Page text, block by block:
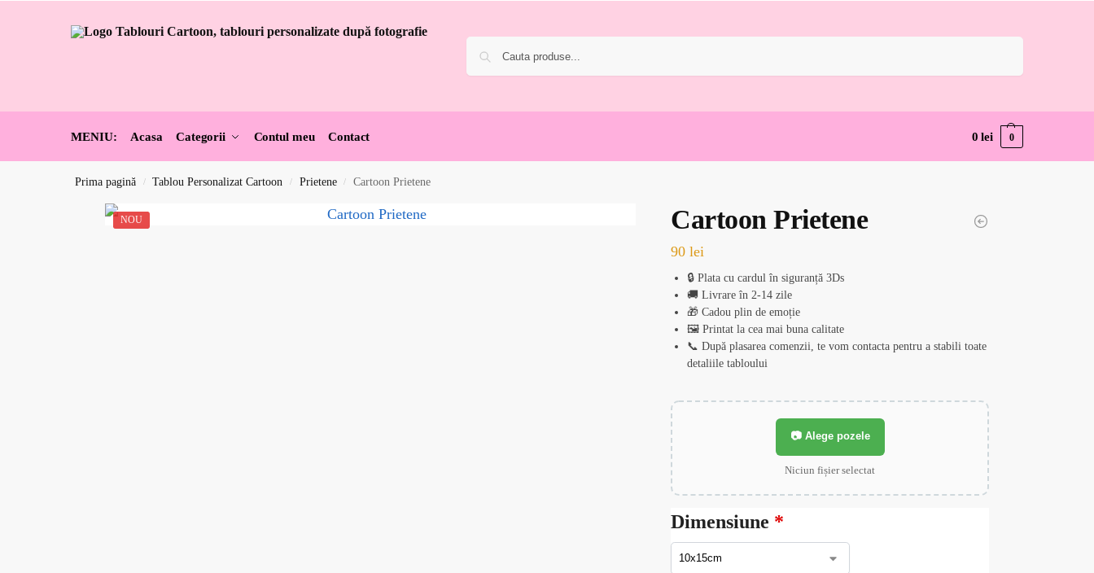
MENIU: Acasa Categorii Contul meu Contact 0lei 0
Prima pagină / Tablou Personalizat Cartoon / Prietene / Cartoon Prietene
NOU Cartoon Prietene
90lei
🔒 Plata cu cardul în siguranță 3Ds
🚚 Livrare în 2-14 zile
🎁 Cadou plin de emoție
🖼️ Printat la cea mai buna calitate
📞 După plasarea comenzii, te vom contacta pentru a stabili toate
detaliile tabloului
📷 Alege pozele
Niciun fișier selectat
Dimensiune *